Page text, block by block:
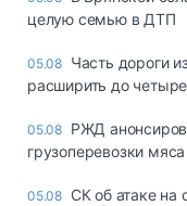
целую семью в ДТП
05.08 Часть дороги
расширить до
05.08 РЖД
грузоперевозки
05.08 СК об атаке на